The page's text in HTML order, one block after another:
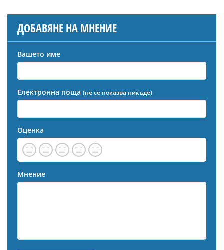
ДОБАВЯНЕ НА МНЕНИЕ
Вашето име
Електронна поща (не се показва никъде)
Оценка
Мнение